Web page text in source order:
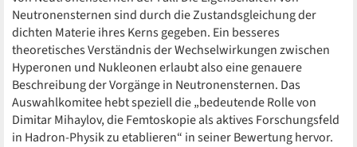
Neutronensternen sind durch die Zustandsgleichung der
dichten Materie ihres Kerns gegeben. Ein besseres
theoretisches Verständnis der Wechselwirkungen zwischen
Hyperonen und Nukleonen erlaubt also eine genauere
Beschreibung der Vorgänge in Neutronensternen. Das
Auswahlkomitee hebt speziell die „bedeutende Rolle von
Dimitar Mihaylov, die Femtoskopie als aktives Forschungsfeld
in Hadron-Physik zu etablieren“ in seiner Bewertung hervor.